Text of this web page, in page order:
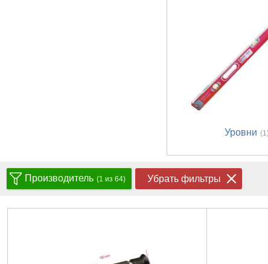
Уровни (1)
Производитель (1 из 64) Убрать фильтры